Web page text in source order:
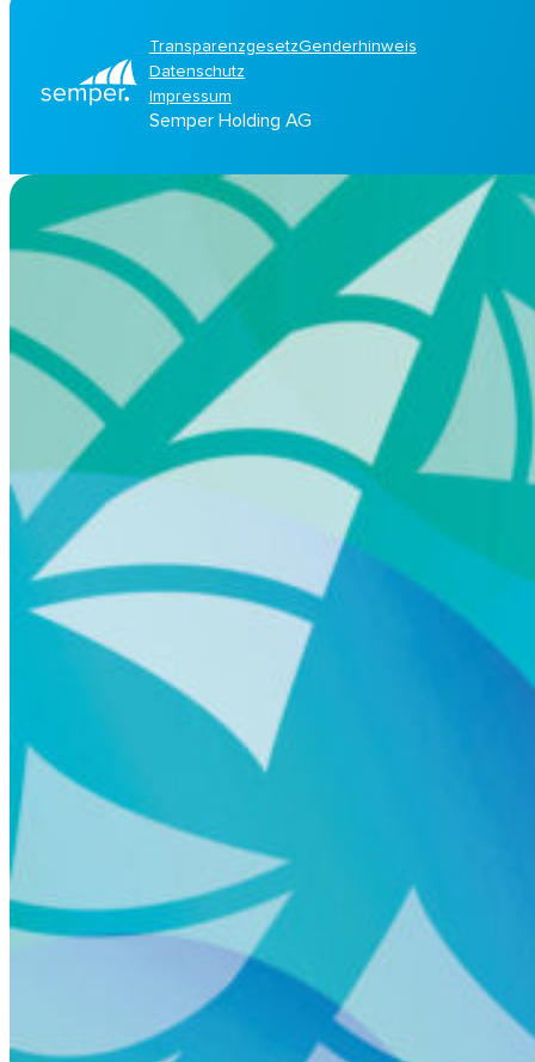
TransparenzgesetzGenderhinweis
Datenschutz
Impressum
Semper Holding AG